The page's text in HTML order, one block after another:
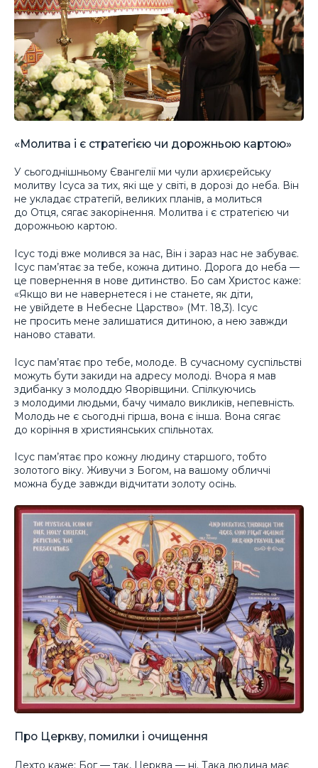
«Молитва і є стратегією чи дорожньою картою»
У сьогоднішньому Євангелії ми чули архиєрейську
молитву Ісуса за тих, які ще у світі, в дорозі до неба. Він
не укладає стратегій, великих планів, а молиться
до Отця, сягає закорінення. Молитва і є стратегією чи
дорожньою картою.
Ісус тоді вже молився за нас, Він і зараз нас не забуває.
Ісус пам’ятає за тебе, кожна дитино. Дорога до неба —
це повернення в нове дитинство. Бо сам Христос каже:
«Якщо ви не навернетеся і не станете, як діти,
не увійдете в Небесне Царство» (Мт. 18,3). Ісус
не просить мене залишатися дитиною, а нею завжди
наново ставати.
Ісус пам’ятає про тебе, молоде. В сучасному суспільстві
можуть бути закиди на адресу молоді. Вчора я мав
здибанку з молоддю Яворівщини. Спілкуючись
з молодими людьми, бачу чимало викликів, непевність.
Молодь не є сьогодні гірша, вона є інша. Вона сягає
до коріння в християнських спільнотах.
Ісус пам’ятає про кожну людину старшого, тобто
золотого віку. Живучи з Богом, на вашому обличчі
можна буде завжди відчитати золоту осінь.
Про Церкву, помилки і очищення
Дехто каже: Бог — так, Церква — ні. Така людина має